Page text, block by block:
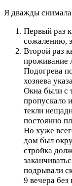
Я дважды снимала
Первый раз
сожалению,
Второй раз
проживание
Подогрева
хозяева
Окна были с
пропускало
текли
постоянно
Но хуже
дом был
стройка
подрывали
9 вечера